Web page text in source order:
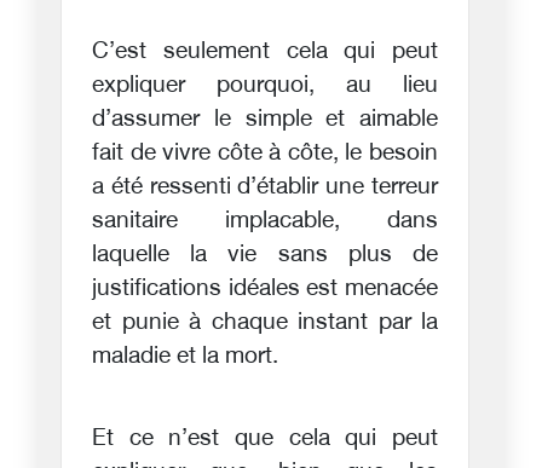
C’est seulement cela qui peut
expliquer pourquoi, au lieu
d’assumer le simple et aimable
fait de vivre côte à côte, le besoin
a été ressenti d’établir une terreur
sanitaire implacable, dans
laquelle la vie sans plus de
justifications idéales est menacée
et punie à chaque instant par la
maladie et la mort.
Et ce n’est que cela qui peut